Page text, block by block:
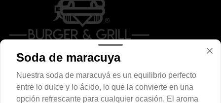
Conócenos
Despacho
Términos y condiciones
Soda de maracuya
Nuestra soda de maracuyá es un equilibrio perfecto
entre lo dulce y lo ácido, lo que la convierte en una
opción refrescante para cualquier ocasión. El aroma